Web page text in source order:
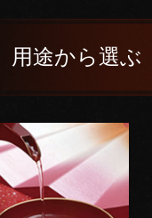
用途から選ぶ